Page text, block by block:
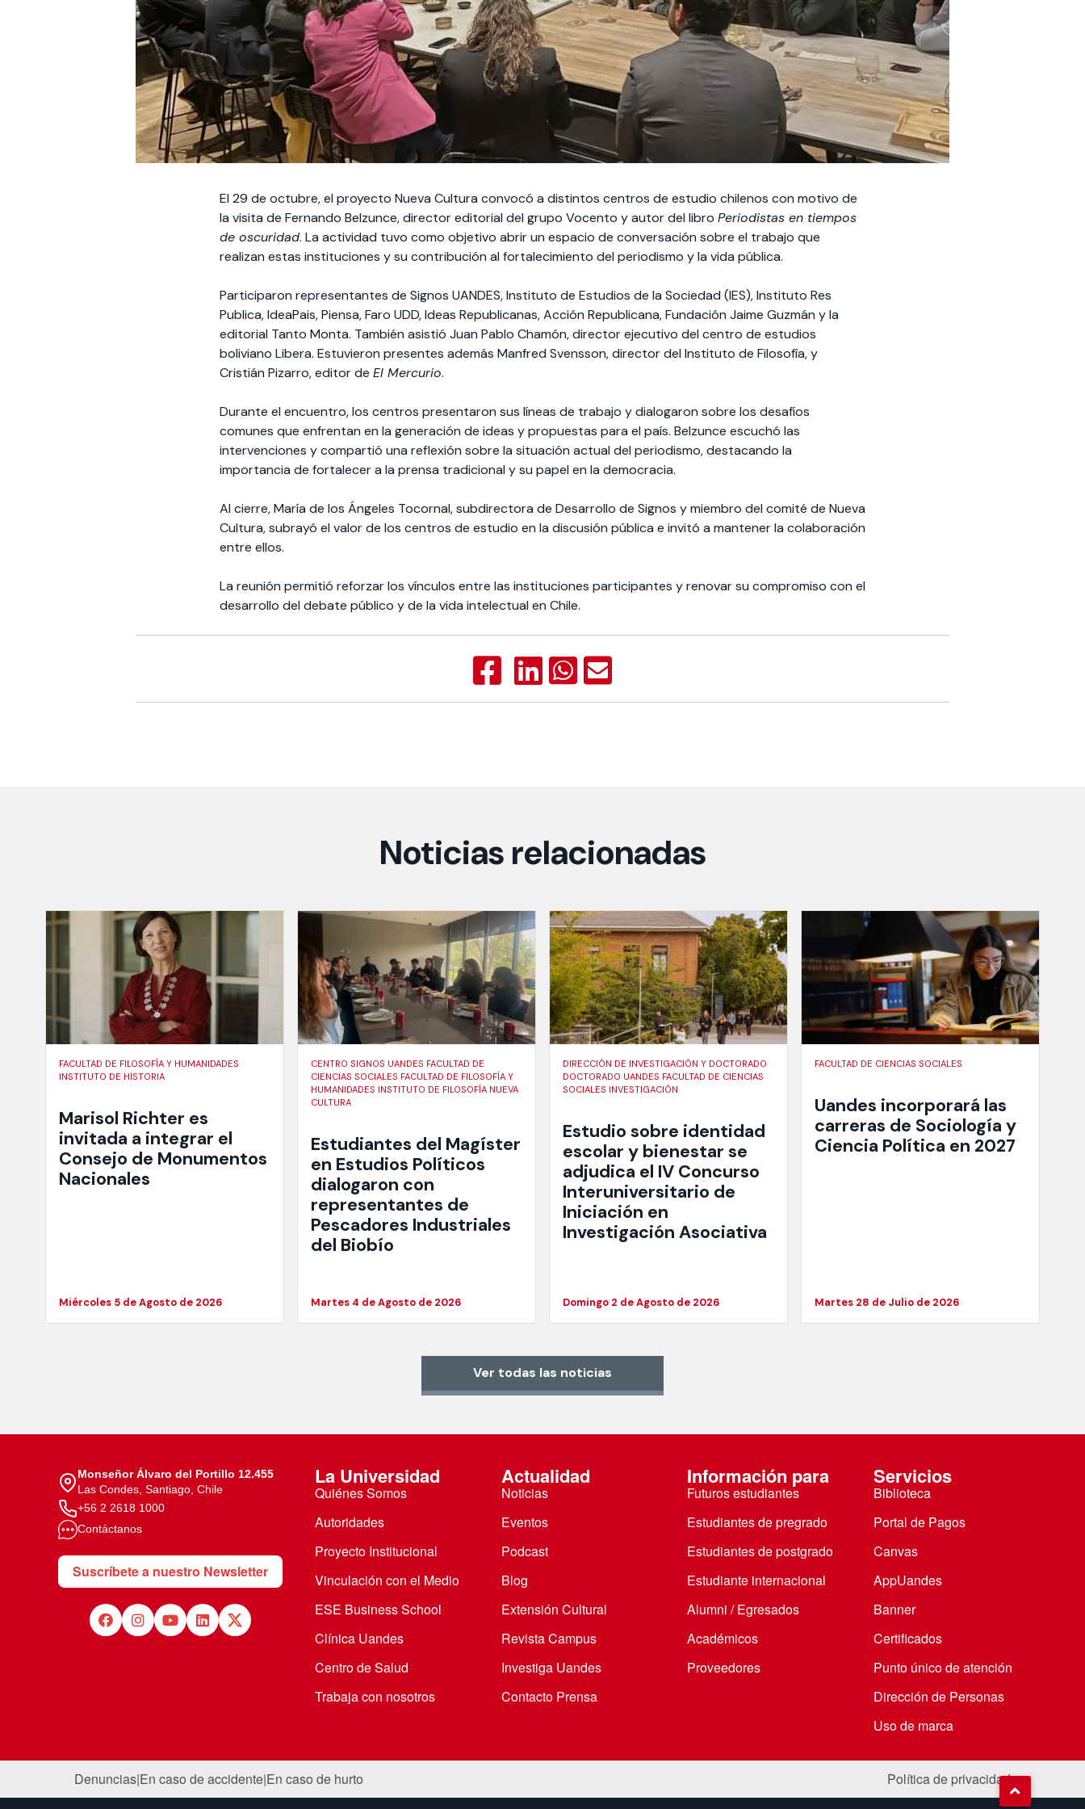
El 29 de octubre, el proyecto Nueva Cultura convocó a distintos centros de estudio chilenos con motivo de
la visita de Fernando Belzunce, director editorial del grupo Vocento y autor del libro Periodistas en tiempos
de oscuridad. La actividad tuvo como objetivo abrir un espacio de conversación sobre el trabajo que
realizan estas instituciones y su contribución al fortalecimiento del periodismo y la vida pública.
Participaron representantes de Signos UANDES, Instituto de Estudios de la Sociedad (IES), Instituto Res
Publica, IdeaPais, Piensa, Faro UDD, Ideas Republicanas, Acción Republicana, Fundación Jaime Guzmán y la
editorial Tanto Monta. También asistió Juan Pablo Chamón, director ejecutivo del centro de estudios
boliviano Libera. Estuvieron presentes además Manfred Svensson, director del Instituto de Filosofía, y
Cristián Pizarro, editor de El Mercurio.
Durante el encuentro, los centros presentaron sus líneas de trabajo y dialogaron sobre los desafíos
comunes que enfrentan en la generación de ideas y propuestas para el país. Belzunce escuchó las
intervenciones y compartió una reflexión sobre la situación actual del periodismo, destacando la
importancia de fortalecer a la prensa tradicional y su papel en la democracia.
Al cierre, María de los Ángeles Tocornal, subdirectora de Desarrollo de Signos y miembro del comité de Nueva
Cultura, subrayó el valor de los centros de estudio en la discusión pública e invitó a mantener la colaboración
entre ellos.
La reunión permitió reforzar los vínculos entre las instituciones participantes y renovar su compromiso con el
desarrollo del debate público y de la vida intelectual en Chile.
Noticias relacionadas
FACULTAD DE FILOSOFÍA Y HUMANIDADES
INSTITUTO DE HISTORIA
Marisol Richter es
invitada a integrar el
Consejo de Monumentos
Nacionales
Miércoles 5 de Agosto de 2026
CENTRO SIGNOS UANDES FACULTAD DE
CIENCIAS SOCIALES FACULTAD DE FILOSOFÍA Y
HUMANIDADES INSTITUTO DE FILOSOFÍA NUEVA
CULTURA
Estudiantes del Magíster
en Estudios Políticos
dialogaron con
representantes de
Pescadores Industriales
del Biobío
Martes 4 de Agosto de 2026
DIRECCIÓN DE INVESTIGACIÓN Y DOCTORADO
DOCTORADO UANDES FACULTAD DE CIENCIAS
SOCIALES INVESTIGACIÓN
Estudio sobre identidad
escolar y bienestar se
adjudica el IV Concurso
Interuniversitario de
Iniciación en
Investigación Asociativa
Domingo 2 de Agosto de 2026
FACULTAD DE CIENCIAS SOCIALES
Uandes incorporará las
carreras de Sociología y
Ciencia Política en 2027
Martes 28 de Julio de 2026
Ver todas las noticias
Monseñor Álvaro del Portillo 12.455
Las Condes, Santiago, Chile
+56 2 2618 1000
Contáctanos
Suscríbete a nuestro Newsletter
La Universidad
Quiénes Somos
Autoridades
Proyecto Institucional
Vinculación con el Medio
ESE Business School
Clínica Uandes
Centro de Salud
Trabaja con nosotros
Actualidad
Noticias
Eventos
Podcast
Blog
Extensión Cultural
Revista Campus
Investiga Uandes
Contacto Prensa
Información para
Futuros estudiantes
Estudiantes de pregrado
Estudiantes de postgrado
Estudiante internacional
Alumni / Egresados
Académicos
Proveedores
Servicios
Biblioteca
Portal de Pagos
Canvas
AppUandes
Banner
Certificados
Punto único de atención
Dirección de Personas
Uso de marca
Denuncias|En caso de accidente|En caso de hurto Política de privacidad